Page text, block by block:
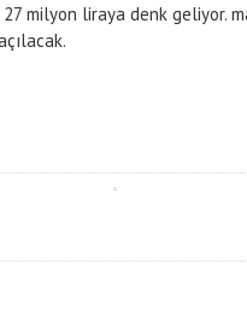
milyon liraya denk geliyor.